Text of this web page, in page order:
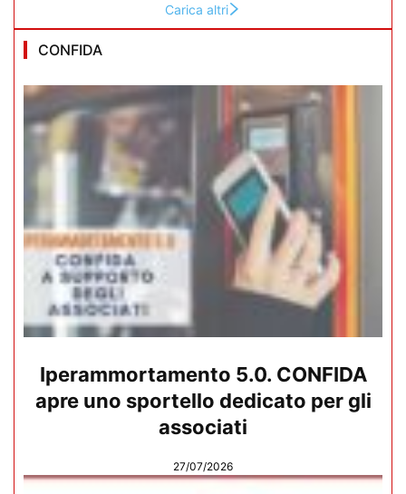
Carica altri
CONFIDA
Iperammortamento 5.0. CONFIDA
apre uno sportello dedicato per gli
associati
27/07/2026